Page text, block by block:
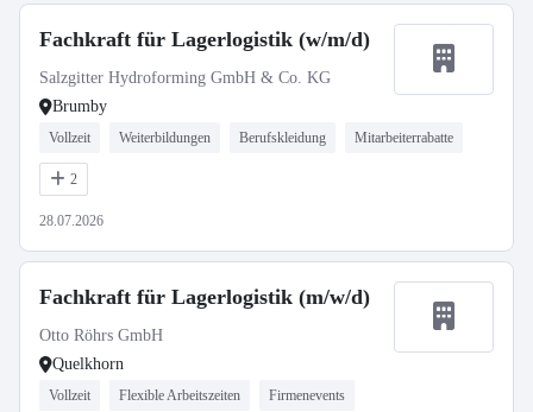
Fachkraft für Lagerlogistik (w/m/d)
Salzgitter Hydroforming GmbH & Co. KG
Brumby
Vollzeit Weiterbildungen Berufskleidung Mitarbeiterrabatte
2
28.07.2026
Fachkraft für Lagerlogistik (m/w/d)
Otto Röhrs GmbH
Quelkhorn
Vollzeit Flexible Arbeitszeiten Firmenevents